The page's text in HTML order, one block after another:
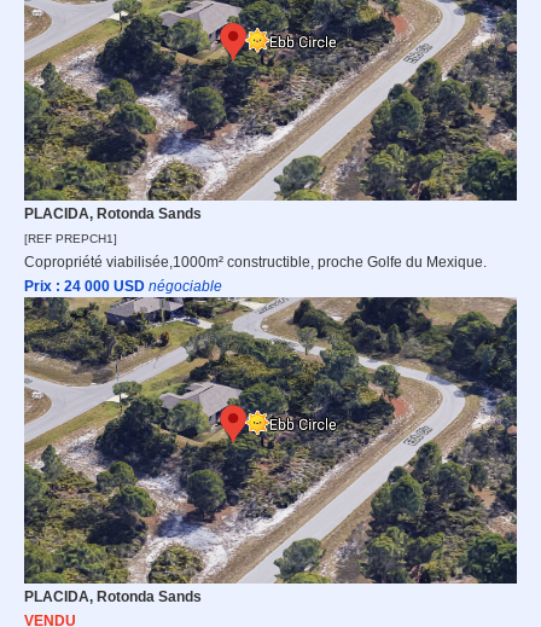
PLACIDA, Rotonda Sands
[REF PREPCH1]
Copropriété viabilisée,1000m² constructible, proche Golfe du Mexique.
Prix : 24 000 USD négociable
PLACIDA, Rotonda Sands
VENDU